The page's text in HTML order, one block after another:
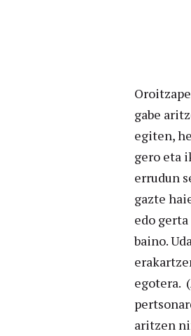
gabe
egiten,
gero eta
errudun
gazte
edo
baino.
egotera.
aritzen